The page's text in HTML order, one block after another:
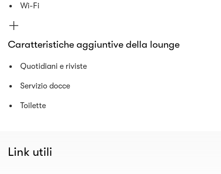
Wi-Fi
Caratteristiche aggiuntive della lounge
Quotidiani e riviste
Servizio docce
Toilette
Link utili